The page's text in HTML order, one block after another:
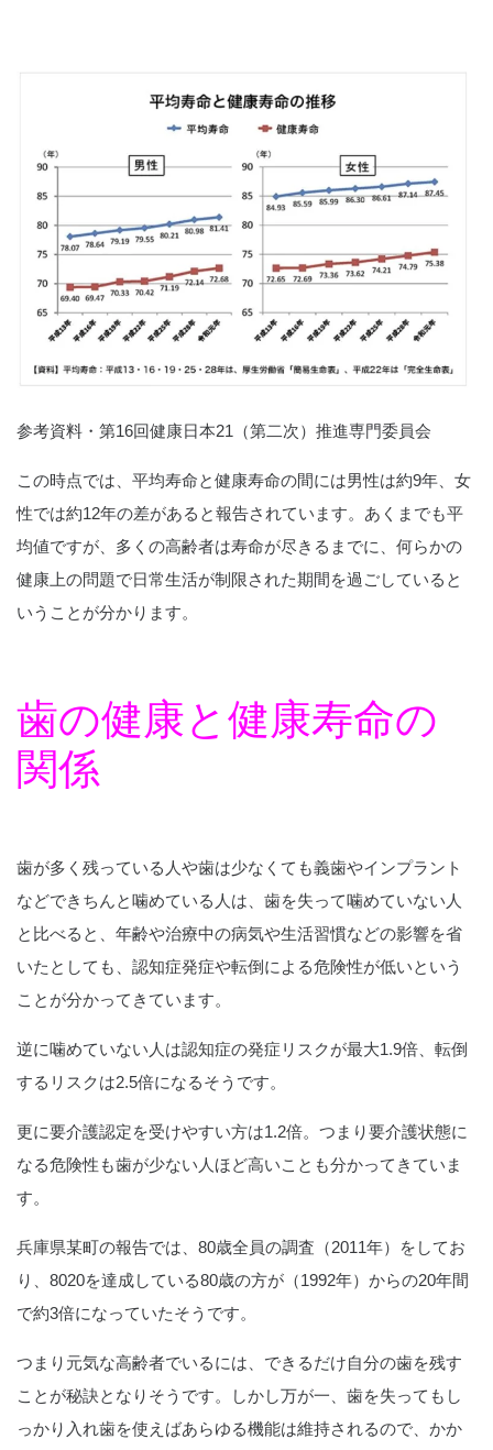
参考資料・第16回健康日本21（第二次）推進専門委員会
この時点では、平均寿命と健康寿命の間には男性は約9年、女
性では約12年の差があると報告されています。あくまでも平
均値ですが、多くの高齢者は寿命が尽きるまでに、何らかの
健康上の問題で日常生活が制限された期間を過ごしていると
いうことが分かります。
歯の健康と健康寿命の
関係
歯が多く残っている人や歯は少なくても義歯やインプラント
などできちんと噛めている人は、歯を失って噛めていない人
と比べると、年齢や治療中の病気や生活習慣などの影響を省
いたとしても、認知症発症や転倒による危険性が低いという
ことが分かってきています。
逆に噛めていない人は認知症の発症リスクが最大1.9倍、転倒
するリスクは2.5倍になるそうです。
更に要介護認定を受けやすい方は1.2倍。つまり要介護状態に
なる危険性も歯が少ない人ほど高いことも分かってきていま
す。
兵庫県某町の報告では、80歳全員の調査（2011年）をしてお
り、8020を達成している80歳の方が（1992年）からの20年間
で約3倍になっていたそうです。
つまり元気な高齢者でいるには、できるだけ自分の歯を残す
ことが秘訣となりそうです。しかし万が一、歯を失ってもし
っかり入れ歯を使えばあらゆる機能は維持されるので、かか